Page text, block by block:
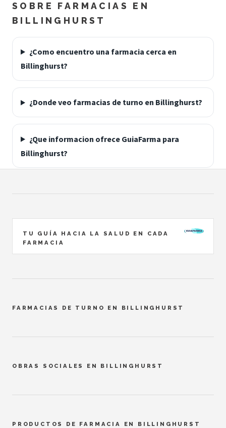
SOBRE FARMACIAS EN
BILLINGHURST
¿Como encuentro una farmacia cerca en
Billinghurst?
¿Donde veo farmacias de turno en Billinghurst?
¿Que informacion ofrece GuiaFarma para
Billinghurst?
TU GUÍA HACIA LA SALUD EN CADA
FARMACIA
FARMACIAS DE TURNO EN BILLINGHURST
OBRAS SOCIALES EN BILLINGHURST
PRODUCTOS DE FARMACIA EN BILLINGHURST